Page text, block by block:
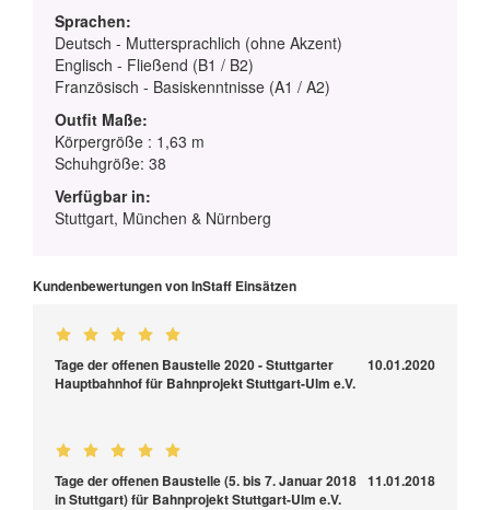
Sprachen:
Deutsch - Muttersprachlich (ohne Akzent)
Englisch - Fließend (B1 / B2)
Französisch - Basiskenntnisse (A1 / A2)
Outfit Maße:
Körpergröße : 1,63 m
Schuhgröße: 38
Verfügbar in:
Stuttgart, München & Nürnberg
Kundenbewertungen von InStaff Einsätzen
Tage der offenen Baustelle 2020 - Stuttgarter
Hauptbahnhof für Bahnprojekt Stuttgart-Ulm e.V.
10.01.2020
Tage der offenen Baustelle (5. bis 7. Januar 2018
in Stuttgart) für Bahnprojekt Stuttgart-Ulm e.V.
11.01.2018